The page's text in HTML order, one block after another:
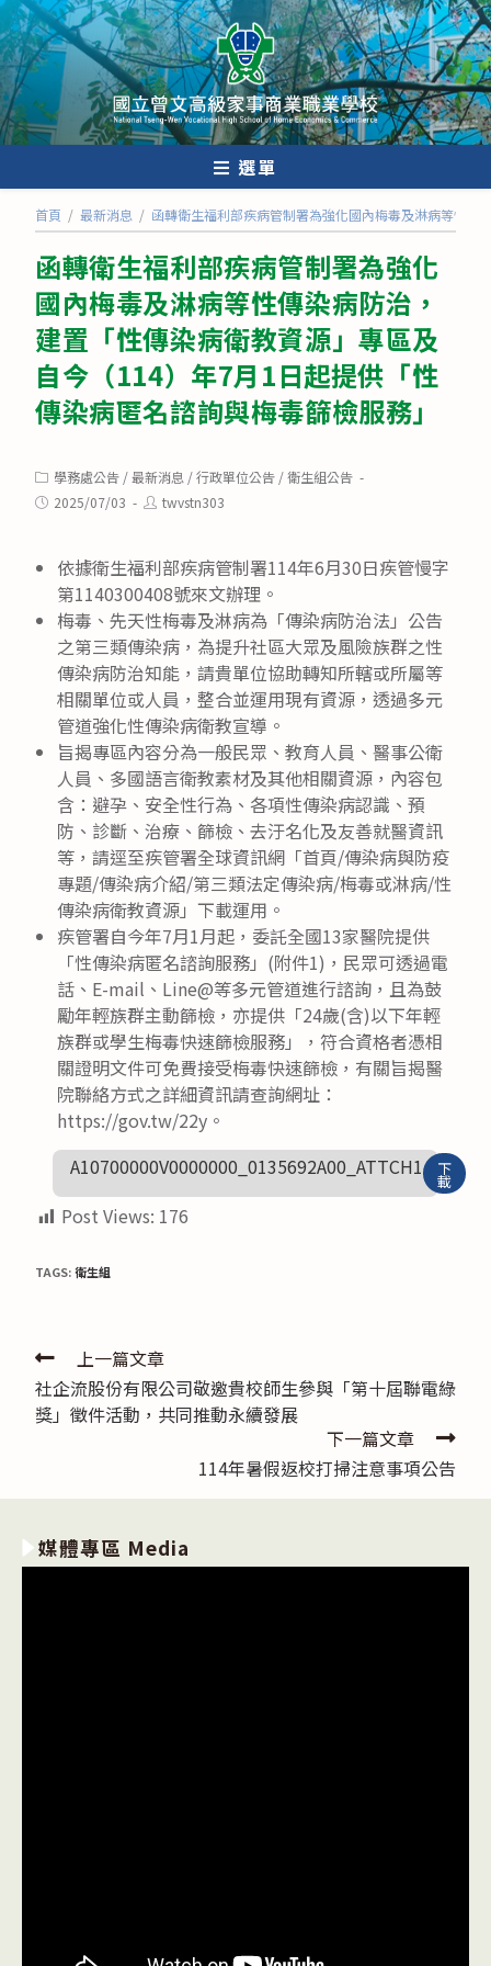
跳
轉
至
主
要
內
選單
首頁 / 最新消息 / 函轉衛生福利部疾病管制署為強化國內梅毒及淋病等性
函轉衛生福利部疾病管制署為強化
國內梅毒及淋病等性傳染病防治，
建置「性傳染病衛教資源」專區及
自今（114）年7月1日起提供「性
傳染病匿名諮詢與梅毒篩檢服務」
Post
category:
學務處公告 /最新消息 /行政單位公告 /衛生組公告
Post2025/07/03
Posttwvstn303
依據衛生福利部疾病管制署114年6月30日疾管慢字
第1140300408號來文辦理。
梅毒、先天性梅毒及淋病為「傳染病防治法」公告
之第三類傳染病，為提升社區大眾及風險族群之性
傳染病防治知能，請貴單位協助轉知所轄或所屬等
相關單位或人員，整合並運用現有資源，透過多元
管道強化性傳染病衛教宣導。
旨揭專區內容分為一般民眾、教育人員、醫事公衛
人員、多國語言衛教素材及其他相關資源，內容包
含：避孕、安全性行為、各項性傳染病認識、預
防、診斷、治療、篩檢、去汙名化及友善就醫資訊
等，請逕至疾管署全球資訊網「首頁/傳染病與防疫
專題/傳染病介紹/第三類法定傳染病/梅毒或淋病/性
傳染病衛教資源」下載運用。
疾管署自今年7月1月起，委託全國13家醫院提供
「性傳染病匿名諮詢服務」(附件1)，民眾可透過電
話、E-mail、Line@等多元管道進行諮詢，且為鼓
勵年輕族群主動篩檢，亦提供「24歲(含)以下年輕
族群或學生梅毒快速篩檢服務」，符合資格者憑相
關證明文件可免費接受梅毒快速篩檢，有關旨揭醫
院聯絡方式之詳細資訊請查詢網址：
https://gov.tw/22y。
A10700000V0000000_0135692A00_ATTCH1
下
載
Post Views: 176
TAGS:衛生組
Read
more
articles
上一篇文章
社企流股份有限公司敬邀貴校師生參與「第十屆聯電綠
獎」徵件活動，共同推動永續發展
下一篇文章
114年暑假返校打掃注意事項公告
媒體專區 Media